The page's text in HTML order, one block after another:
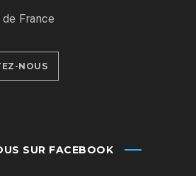
France
NOUS
SUR FACEBOOK